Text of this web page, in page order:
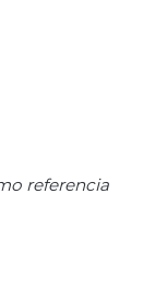
referencia